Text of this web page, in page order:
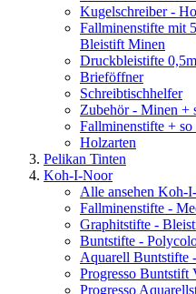
Kugelschreiber -
Fallminenstifte mit
Bleistift Minen
Druckbleistifte
Brieföffner
Schreibtischhelfer
Zubehör - Minen +
Fallminenstifte +
Holzarten
Pelikan Tinten
Koh-I-Noor
Alle ansehen Koh-
Fallminenstifte -
Graphitstifte -
Buntstifte -
Aquarell Buntstifte
Progresso Buntstift
Progresso